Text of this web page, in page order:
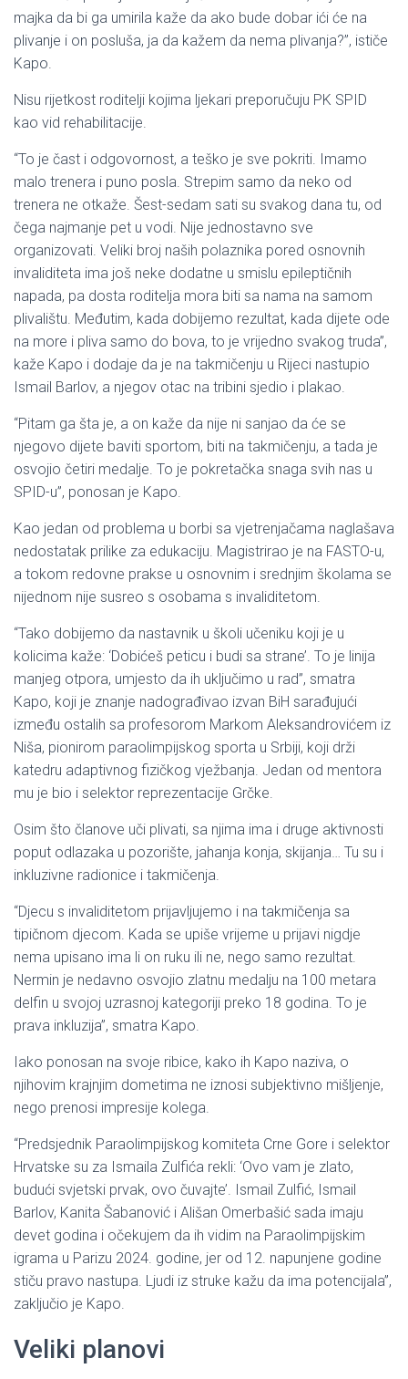
majka da bi ga umirila kaže da ako bude dobar ići će na
plivanje i on posluša, ja da kažem da nema plivanja?”, ističe
Kapo.
Nisu rijetkost roditelji kojima ljekari preporučuju PK SPID
kao vid rehabilitacije.
“To je čast i odgovornost, a teško je sve pokriti. Imamo
malo trenera i puno posla. Strepim samo da neko od
trenera ne otkaže. Šest-sedam sati su svakog dana tu, od
čega najmanje pet u vodi. Nije jednostavno sve
organizovati. Veliki broj naših polaznika pored osnovnih
invaliditeta ima još neke dodatne u smislu epileptičnih
napada, pa dosta roditelja mora biti sa nama na samom
plivalištu. Međutim, kada dobijemo rezultat, kada dijete ode
na more i pliva samo do bova, to je vrijedno svakog truda”,
kaže Kapo i dodaje da je na takmičenju u Rijeci nastupio
Ismail Barlov, a njegov otac na tribini sjedio i plakao.
“Pitam ga šta je, a on kaže da nije ni sanjao da će se
njegovo dijete baviti sportom, biti na takmičenju, a tada je
osvojio četiri medalje. To je pokretačka snaga svih nas u
SPID-u”, ponosan je Kapo.
Kao jedan od problema u borbi sa vjetrenjačama naglašava
nedostatak prilike za edukaciju. Magistrirao je na FASTO-u,
a tokom redovne prakse u osnovnim i srednjim školama se
nijednom nije susreo s osobama s invaliditetom.
“Tako dobijemo da nastavnik u školi učeniku koji je u
kolicima kaže: ‘Dobićeš peticu i budi sa strane’. To je linija
manjeg otpora, umjesto da ih uključimo u rad”, smatra
Kapo, koji je znanje nadograđivao izvan BiH sarađujući
između ostalih sa profesorom Markom Aleksandrovićem iz
Niša, pionirom paraolimpijskog sporta u Srbiji, koji drži
katedru adaptivnog fizičkog vježbanja. Jedan od mentora
mu je bio i selektor reprezentacije Grčke.
Osim što članove uči plivati, sa njima ima i druge aktivnosti
poput odlazaka u pozorište, jahanja konja, skijanja… Tu su i
inkluzivne radionice i takmičenja.
“Djecu s invaliditetom prijavljujemo i na takmičenja sa
tipičnom djecom. Kada se upiše vrijeme u prijavi nigdje
nema upisano ima li on ruku ili ne, nego samo rezultat.
Nermin je nedavno osvojio zlatnu medalju na 100 metara
delfin u svojoj uzrasnoj kategoriji preko 18 godina. To je
prava inkluzija”, smatra Kapo.
Iako ponosan na svoje ribice, kako ih Kapo naziva, o
njihovim krajnjim dometima ne iznosi subjektivno mišljenje,
nego prenosi impresije kolega.
“Predsjednik Paraolimpijskog komiteta Crne Gore i selektor
Hrvatske su za Ismaila Zulfića rekli: ‘Ovo vam je zlato,
budući svjetski prvak, ovo čuvajte’. Ismail Zulfić, Ismail
Barlov, Kanita Šabanović i Ališan Omerbašić sada imaju
devet godina i očekujem da ih vidim na Paraolimpijskim
igrama u Parizu 2024. godine, jer od 12. napunjene godine
stiču pravo nastupa. Ljudi iz struke kažu da ima potencijala”,
zaključio je Kapo.
Veliki planovi